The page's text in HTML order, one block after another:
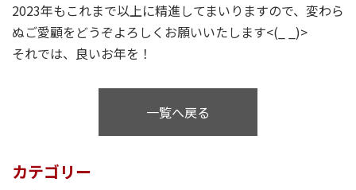
2023年もこれまで以上に精進してまいりますので、変わら
ぬご愛顧をどうぞよろしくお願いいたします<(_ _)>
それでは、良いお年を！
一覧へ戻る
カテゴリー